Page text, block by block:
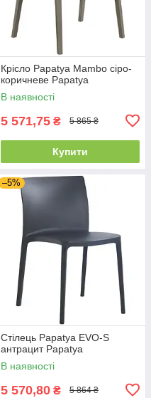
Крісло Papatya Mambo сіро-
коричневе Papatya
В наявності
5 571,75 ₴ 5 865 ₴
Купити
–5%
Стілець Papatya EVO-S
антрацит Papatya
В наявності
5 570,80 ₴ 5 864 ₴